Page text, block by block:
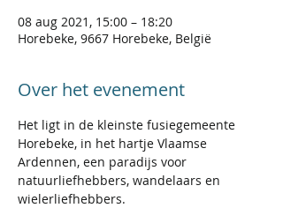
08 aug 2021, 15:00 – 18:20
Horebeke, 9667 Horebeke, België
Over het evenement
Het ligt in de kleinste fusiegemeente
Horebeke, in het hartje Vlaamse
Ardennen, een paradijs voor
natuurliefhebbers, wandelaars en
wielerliefhebbers.